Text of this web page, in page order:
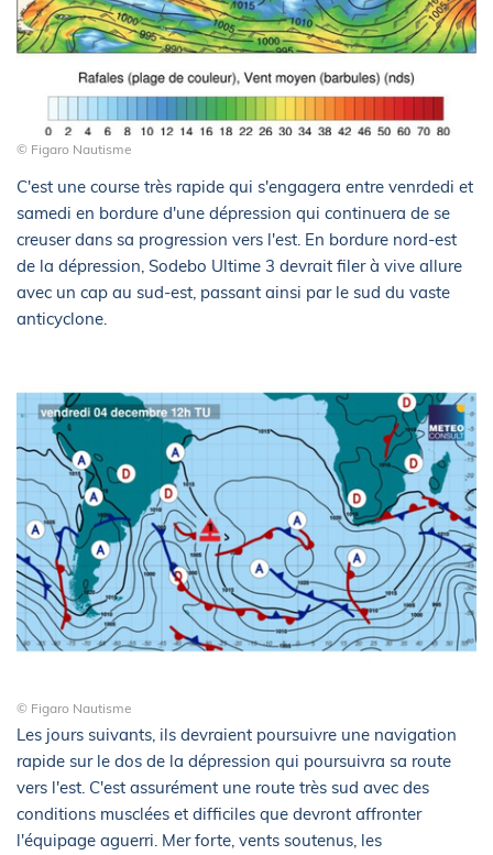
© Figaro Nautisme
C'est une course très rapide qui s'engagera entre venrdedi et
samedi en bordure d'une dépression qui continuera de se
creuser dans sa progression vers l'est. En bordure nord-est
de la dépression, Sodebo Ultime 3 devrait filer à vive allure
avec un cap au sud-est, passant ainsi par le sud du vaste
anticyclone.
© Figaro Nautisme
Les jours suivants, ils devraient poursuivre une navigation
rapide sur le dos de la dépression qui poursuivra sa route
vers l'est. C'est assurément une route très sud avec des
conditions musclées et difficiles que devront affronter
l'équipage aguerri. Mer forte, vents soutenus, les